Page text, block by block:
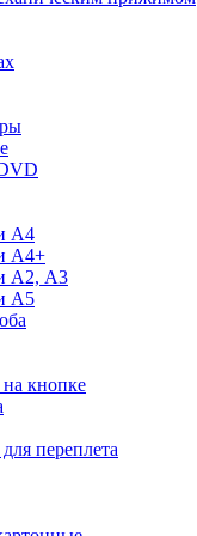
А4
А4+
А2, А3
А5
кнопке
переплета